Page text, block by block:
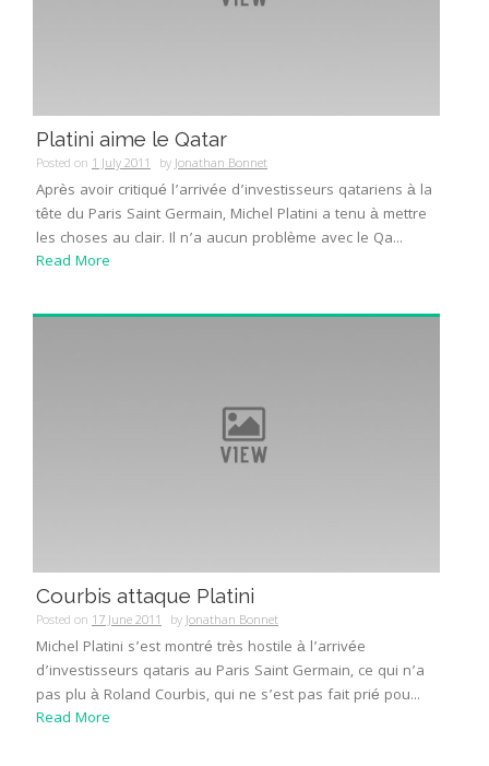
Platini aime le Qatar
Posted on 1 July 2011 byJonathan Bonnet
Après avoir critiqué l’arrivée d’investisseurs qatariens à la
tête du Paris Saint Germain, Michel Platini a tenu à mettre
les choses au clair. Il n’a aucun problème avec le Qa...
Read More
Courbis attaque Platini
Posted on 17 June 2011 byJonathan Bonnet
Michel Platini s’est montré très hostile à l’arrivée
d’investisseurs qataris au Paris Saint Germain, ce qui n’a
pas plu à Roland Courbis, qui ne s’est pas fait prié pou...
Read More